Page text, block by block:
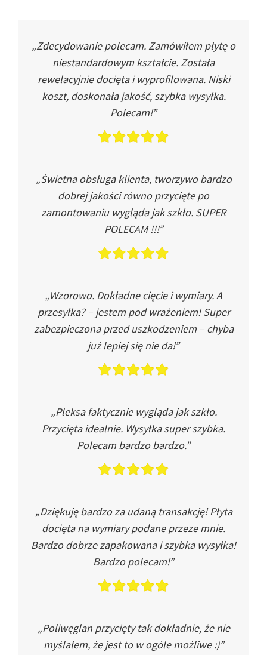
„Zdecydowanie polecam. Zamówiłem płytę o
niestandardowym kształcie. Została
rewelacyjnie docięta i wyprofilowana. Niski
koszt, doskonała jakość, szybka wysyłka.
Polecam!”
„Świetna obsługa klienta, tworzywo bardzo
dobrej jakości równo przycięte po
zamontowaniu wygląda jak szkło. SUPER
POLECAM !!!”
„Wzorowo. Dokładne cięcie i wymiary. A
przesyłka? – jestem pod wrażeniem! Super
zabezpieczona przed uszkodzeniem – chyba
już lepiej się nie da!”
„Pleksa faktycznie wygląda jak szkło.
Przycięta idealnie. Wysyłka super szybka.
Polecam bardzo bardzo.”
„Dziękuję bardzo za udaną transakcję! Płyta
docięta na wymiary podane przeze mnie.
Bardzo dobrze zapakowana i szybka wysyłka!
Bardzo polecam!”
„Poliwęglan przycięty tak dokładnie, że nie
myślałem, że jest to w ogóle możliwe :)”